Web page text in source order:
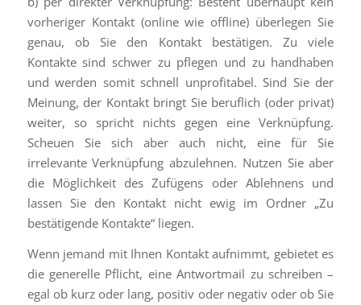
vorheriger Kontakt (online wie offline) überlegen Sie
genau, ob Sie den Kontakt bestätigen. Zu viele
Kontakte sind schwer zu pflegen und zu handhaben
und werden somit schnell unprofitabel. Sind Sie der
Meinung, der Kontakt bringt Sie beruflich (oder privat)
weiter, so spricht nichts gegen eine Verknüpfung.
Scheuen Sie sich aber auch nicht, eine für Sie
irrelevante Verknüpfung abzulehnen. Nutzen Sie aber
die Möglichkeit des Zufügens oder Ablehnens und
lassen Sie den Kontakt nicht ewig im Ordner „Zu
bestätigende Kontakte“ liegen.
Wenn jemand mit Ihnen Kontakt aufnimmt, gebietet es
die generelle Pflicht, eine Antwortmail zu schreiben –
egal ob kurz oder lang, positiv oder negativ oder ob Sie